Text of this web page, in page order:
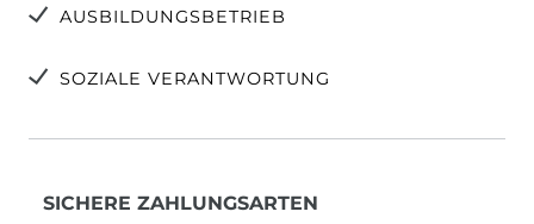
AUSBILDUNGSBETRIEB
SOZIALE VERANTWORTUNG
SICHERE ZAHLUNGSARTEN